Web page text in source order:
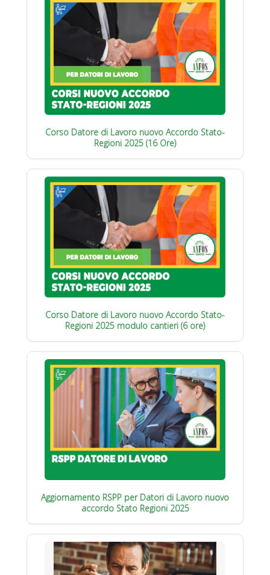
Corso Datore di Lavoro nuovo Accordo Stato-
Regioni 2025 (16 Ore)
Corso Datore di Lavoro nuovo Accordo Stato-
Regioni 2025 modulo cantieri (6 ore)
Aggiornamento RSPP per Datori di Lavoro nuovo
accordo Stato Regioni 2025